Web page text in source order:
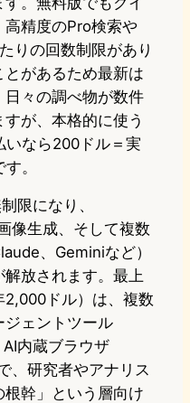
高精度のPro検索や
りの回数制限があり
があるため最新は
々の調べ物が数件
が、本格的に使う
いなら200ドル＝実
。
限になり、
像生成、そして複数
、Geminiなど）
放されます。最上
ドル）は、複数
ジェントツール
内蔵ブラウザ
、研究者やアナリス
根幹」という層向け